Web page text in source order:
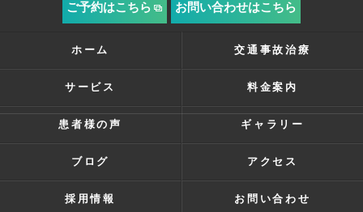
ご予約はこちら お問い合わせはこちら
ホーム 交通事故治療
サービス 料金案内
患者様の声 ギャラリー
ブログ アクセス
採用情報 お問い合わせ